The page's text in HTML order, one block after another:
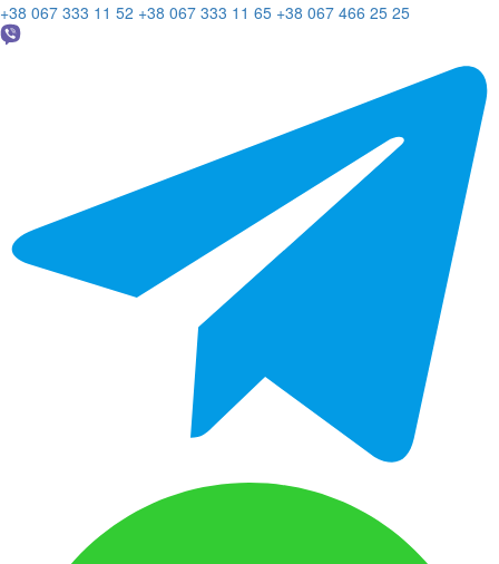
+38 067 333 11 52 +38 067 333 11 65 +38 067 466 25 25